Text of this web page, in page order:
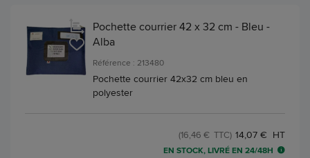
Pochette courrier 42 x 32 cm - Bleu -
Alba
Référence : 213480
Pochette courrier 42x32 cm bleu en
polyester
14,07 € HT
(16,46 € TTC)
EN STOCK, LIVRÉ EN 24/48H